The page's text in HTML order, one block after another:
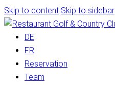
Skip to content Skip to sidebar
DE
FR
Reservation
Team